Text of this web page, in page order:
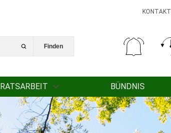
RATSARBEIT BÜNDNIS
KONTAKT
Finden